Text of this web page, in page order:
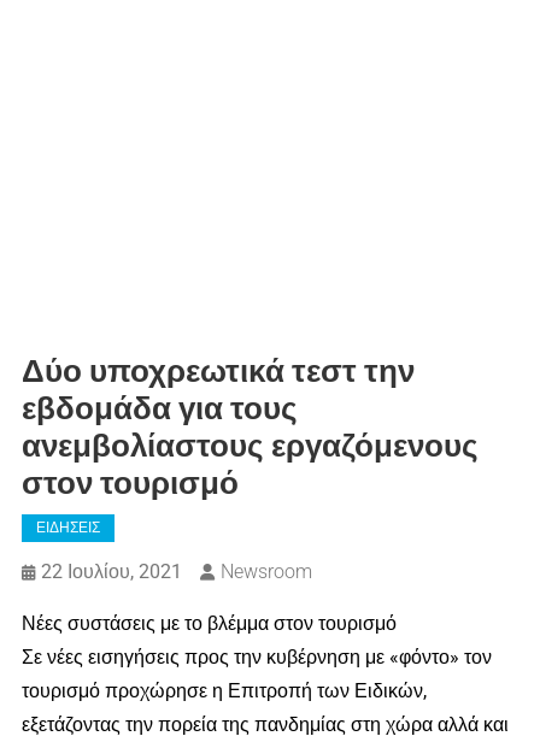
Δύο υποχρεωτικά τεστ την
εβδομάδα για τους
ανεμβολίαστους εργαζόμενους
στον τουρισμό
ΕΙΔΗΣΕΙΣ
22 Ιουλίου, 2021 Newsroom
Νέες συστάσεις με το βλέμμα στον τουρισμό
Σε νέες εισηγήσεις προς την κυβέρνηση με «φόντο» τον
τουρισμό προχώρησε η Επιτροπή των Ειδικών,
εξετάζοντας την πορεία της πανδημίας στη χώρα αλλά και